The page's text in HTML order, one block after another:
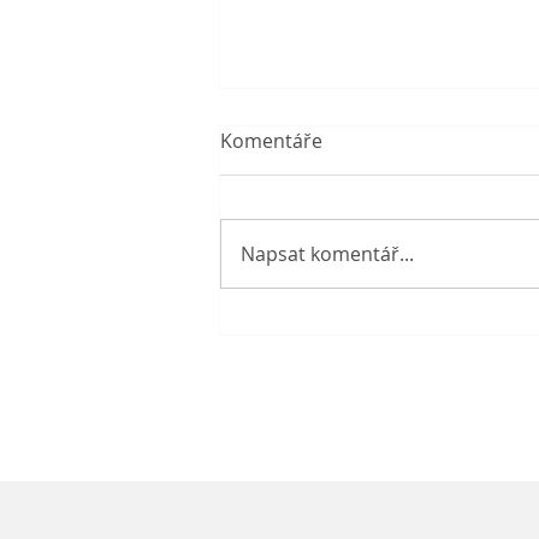
Prázdniny v knihovně
Komentáře
Napsat komentář...